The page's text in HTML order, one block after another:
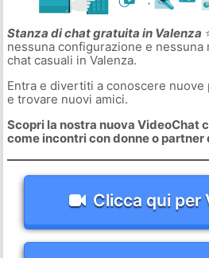
Stanza di chat gratuita in Valenza
nessuna configurazione e
chat casuali in Valenza.
Entra e divertiti a conoscere
e trovare nuovi amici.
Scopri la nostra nuova VideoChat
come incontri con donne o partner
Clicca qui per